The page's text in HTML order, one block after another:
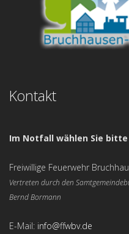
Kontakt
Im Notfall wählen Sie bitte
Freiwillige Feuerwehr
Vertreten durch den
Bernd Bormann
E-Mail: info@ffwbv.de